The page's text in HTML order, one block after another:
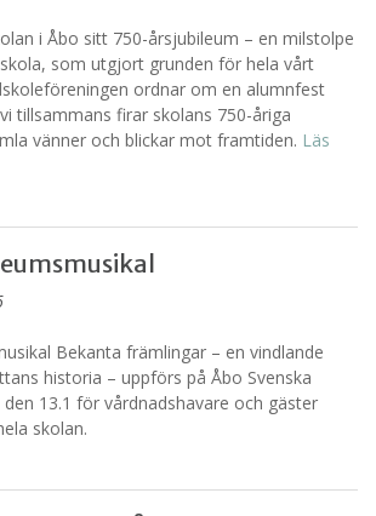
i Åbo sitt 750-årsjubileum – en milstolpe
som utgjort grunden för hela vårt
ordnar om en alumnfest
tillsammans firar skolans 750-åriga
vänner och blickar mot framtiden. Läs
Bekanta främlingar – en vindlande
historia – uppförs på Åbo Svenska
13.1 för vårdnadshavare och gäster
skolan.